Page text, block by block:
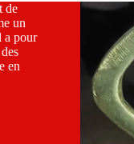
de
un
a pour
en